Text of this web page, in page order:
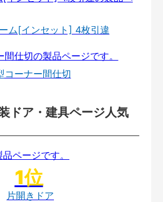
ム[インセット] 4枚引違
コーナー間仕切
ドア・建具ページ人気
片開きドア